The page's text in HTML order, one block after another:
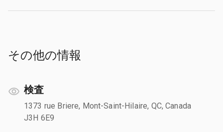
その他の情報
検査
1373 rue Briere, Mont-Saint-Hilaire, QC, Canada
J3H 6E9